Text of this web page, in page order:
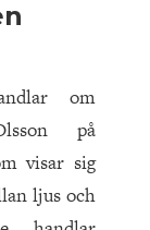
om
på
visar sig
ljus och